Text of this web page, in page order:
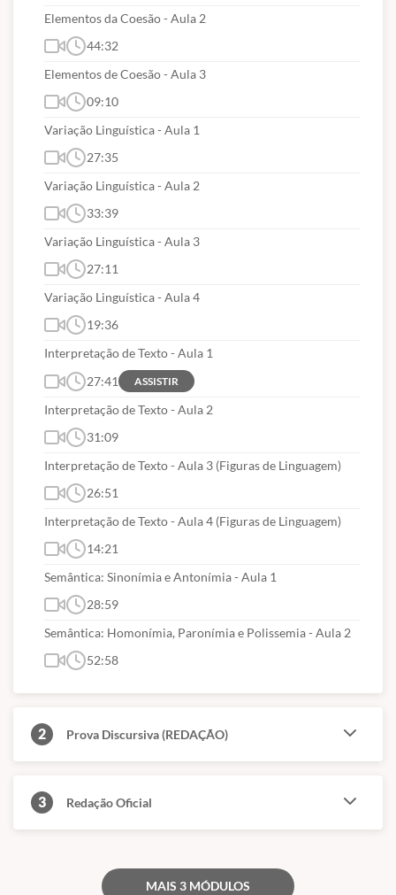
Elementos da Coesão - Aula 2
44:32
Elementos de Coesão - Aula 3
09:10
Variação Linguística - Aula 1
27:35
Variação Linguística - Aula 2
33:39
Variação Linguística - Aula 3
27:11
Variação Linguística - Aula 4
19:36
Interpretação de Texto - Aula 1
27:41
ASSISTIR
Interpretação de Texto - Aula 2
31:09
Interpretação de Texto - Aula 3 (Figuras de Linguagem)
26:51
Interpretação de Texto - Aula 4 (Figuras de Linguagem)
14:21
Semântica: Sinonímia e Antonímia - Aula 1
28:59
Semântica: Homonímia, Paronímia e Polissemia - Aula 2
52:58
2 Prova Discursiva (REDAÇÃO)
3 Redação Oficial
MAIS 3 MÓDULOS